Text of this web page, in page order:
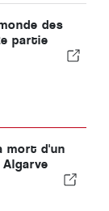
des
partie
mort d'un